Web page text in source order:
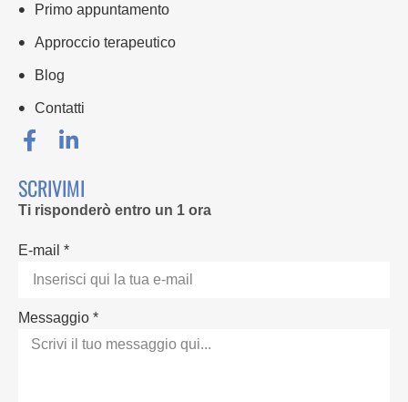
Primo appuntamento
Approccio terapeutico
Blog
Contatti
SCRIVIMI
Ti risponderò entro un 1 ora
E-mail *
Messaggio *